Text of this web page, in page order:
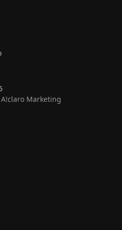
A!claro Marketing